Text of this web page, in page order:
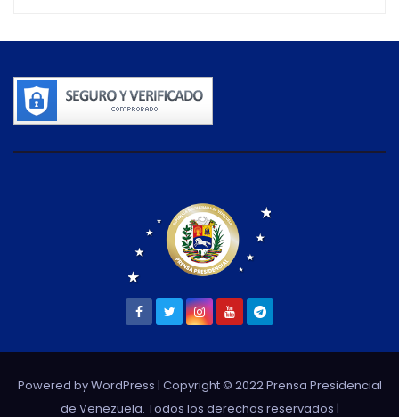
Powered by WordPress | Copyright © 2022 Prensa Presidencial
de Venezuela. Todos los derechos reservados |